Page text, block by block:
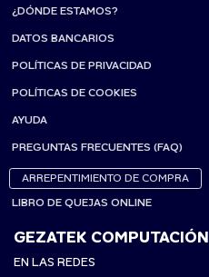
¿DÓNDE ESTAMOS?
DATOS BANCARIOS
POLÍTICAS DE PRIVACIDAD
POLÍTICAS DE COOKIES
AYUDA
PREGUNTAS FRECUENTES (FAQ)
ARREPENTIMIENTO DE COMPRA
LIBRO DE QUEJAS ONLINE
GEZATEK COMPUTACIÓN
EN LAS REDES